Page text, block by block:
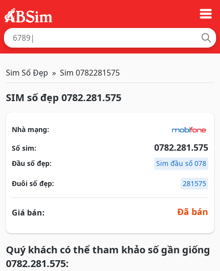
Sim Số Đẹp Sim 0782281575
SIM số đẹp 0782.281.575
Nhà mạng:
Số sim:
0782.281.575
Đầu số đẹp: Sim đầu số 078
Đuôi số đẹp: 281575
Giá bán: Đã bán
Quý khách có thể tham khảo số gần giống
0782.281.575: